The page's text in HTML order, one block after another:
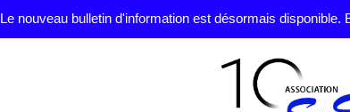
Le nouveau bulletin d'information est désormais disponible.